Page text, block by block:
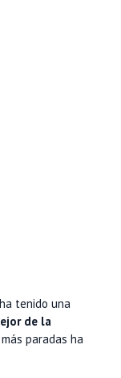
tenido una
de la
paradas ha